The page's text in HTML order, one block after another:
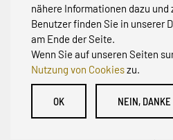
nähere Informationen dazu und
Benutzer finden Sie in unserer
am Ende der Seite.
Wenn Sie auf unseren Seiten
Nutzung von Cookieszu.
OK NEIN, DANKE
Unsere aktuelle Karte finden Sie
© Initiative zur Abwehr von